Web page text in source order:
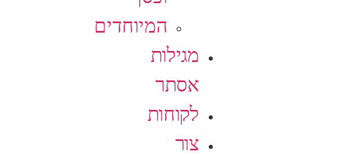
המיוחדים
מגילות
אסתר
לקוחות
צור